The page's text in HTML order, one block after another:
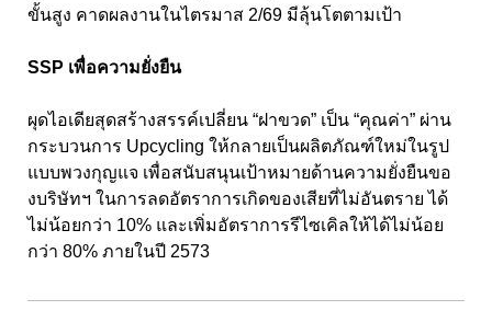
ขั้นสูง คาดผลงานในไตรมาส 2/69 มีลุ้นโตตามเป้า
SSP เพื่อความยั่งยืน
ผุดไอเดียสุดสร้างสรรค์เปลี่ยน “ฝาขวด” เป็น “คุณค่า” ผ่าน
กระบวนการ Upcycling ให้กลายเป็นผลิตภัณฑ์ใหม่ในรูป
แบบพวงกุญแจ เพื่อสนับสนุนเป้าหมายด้านความยั่งยืนขอ
งบริษัทฯ ในการลดอัตราการเกิดของเสียที่ไม่อันตราย ได้
ไม่น้อยกว่า 10% และเพิ่มอัตราการรีไซเคิลให้ได้ไม่น้อย
กว่า 80% ภายในปี 2573